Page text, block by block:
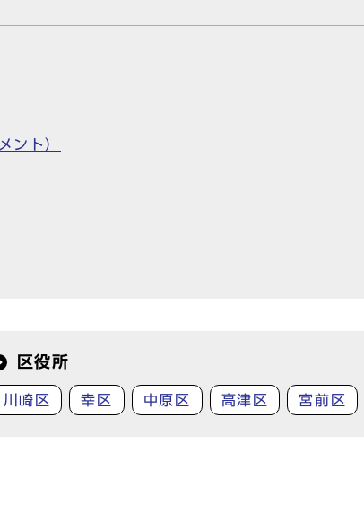
ント）
区役所
川崎区 幸区 中原区 高津区 宮前区